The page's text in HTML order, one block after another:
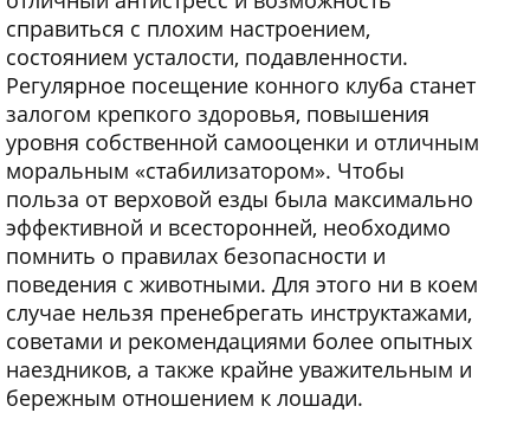
справиться с плохим настроением,
состоянием усталости, подавленности.
Регулярное посещение конного клуба станет
залогом крепкого здоровья, повышения
уровня собственной самооценки и отличным
моральным «стабилизатором». Чтобы
польза от верховой езды была максимально
эффективной и всесторонней, необходимо
помнить о правилах безопасности и
поведения с животными. Для этого ни в коем
случае нельзя пренебрегать инструктажами,
советами и рекомендациями более опытных
наездников, а также крайне уважительным и
бережным отношением к лошади.